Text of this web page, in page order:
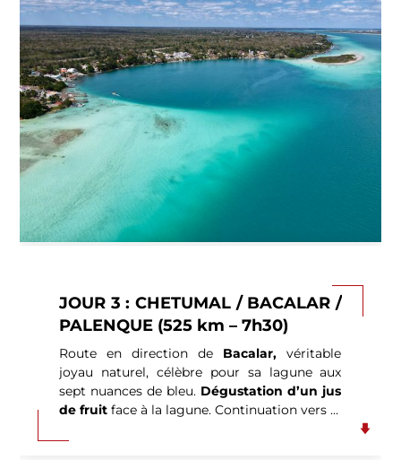
écologique de Tankah, niché en pleine
jungle.Déjeuner en communautéavec les
habitants d’un village maya au sein du parc.
Cette expérience authentique mêlant nature
et culture maya vous offre l’opportunité de
vous baigner dans des cenotes aux eaux
cristallines (si le temps le permet). Arrivée à
Chetumal. (P.déj-Déj-Dîn).
JOUR 3 : CHETUMAL / BACALAR /
PALENQUE (525 km – 7h30)
Route en direction de Bacalar,véritable
joyau naturel, célèbre pour sa lagune aux
sept nuances de bleu. Dégustation d’un jus
de fruitface à la lagune. Continuation vers la